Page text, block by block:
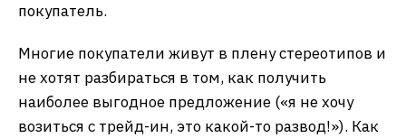
покупатель.
Многие покупатели живут в плену стереотипов и
не хотят разбираться в том, как получить
наиболее выгодное предложение («я не хочу
возиться с трейд-ин, это какой-то развод!»). Как